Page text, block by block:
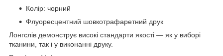
Колір: чорний
Флуоресцентний шовкотрафаретний друк
Лонгслів демонструє високі стандарти якості — як у виборі
тканини, так і у виконанні друку.